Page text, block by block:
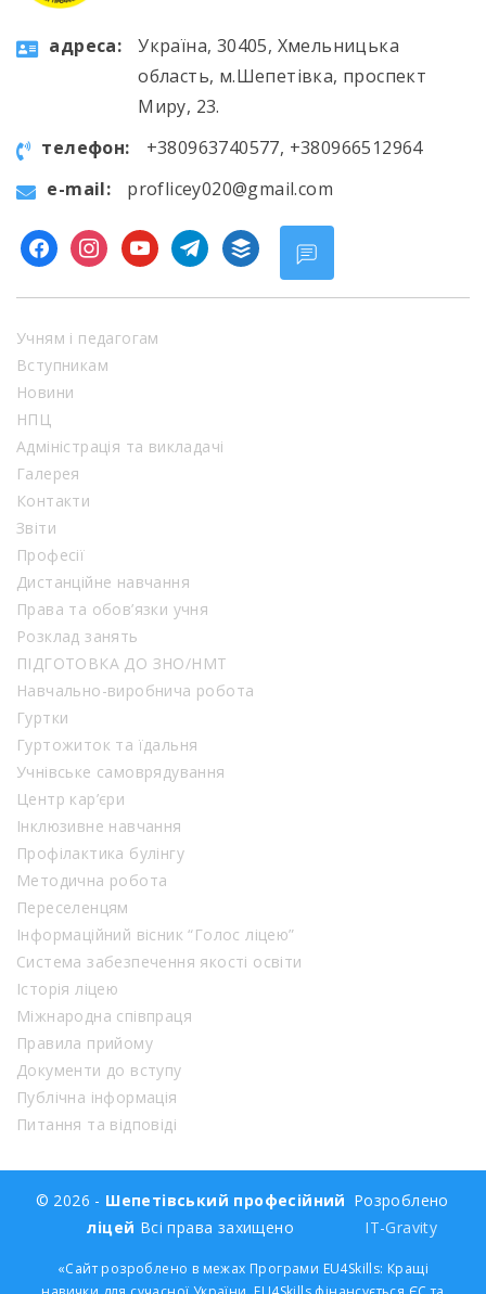
aдресa:
Україна, 30405, Хмельницька
область, м.Шепетівка, проспект
Миру, 23.
телефон:
+380963740577, +380966512964
e-mail:
proflicey020@gmail.com
facebookinstagramyoutubetelegram
buffer
Учням і педагогам
Вступникам
Новини
НПЦ
Адміністрація та викладачі
Галерея
Контакти
Звіти
Професії
Дистанційне навчання
Права та обов’язки учня
Розклад занять
ПІДГОТОВКА ДО ЗНО/НМТ
Навчально-виробнича робота
Гуртки
Гуртожиток та їдальня
Учнівське самоврядування
Центр кар’єри
Інклюзивне навчання
Профілактика булінгу
Методична робота
Переселенцям
Інформаційний вісник “Голос ліцею”
Система забезпечення якості освіти
Історія ліцею
Міжнародна співпраця
Правила прийому
Документи до вступу
Публічна інформація
Питання та відповіді
© 2026 - Шепетівський професійний
ліцей Всі права захищено
Розроблено
IT-Gravity
«Сайт розроблено в межах Програми EU4Skills: Кращі